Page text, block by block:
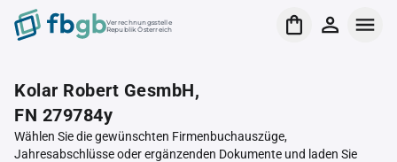
Verrechnungsstelle
Republik Österreich
Kolar Robert GesmbH,
FN 279784y
Wählen Sie die gewünschten Firmenbuchauszüge,
Jahresabschlüsse oder ergänzenden Dokumente und laden Sie